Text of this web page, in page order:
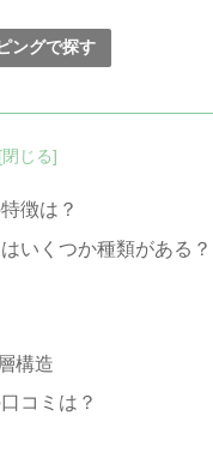
ングで探す
徴は？
いくつか種類がある？
構造
コミは？